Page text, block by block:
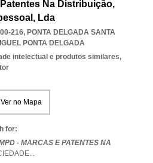
Na Distribuição,
Lda
216, PONTA DELGADA SANTA
PONTA DELGADA
intelectual e produtos similares,
Ver no Mapa
for:
- MARCAS E PATENTES NA
...